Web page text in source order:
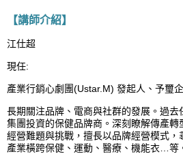
【講師介紹】
江仕超
現任:
產業行銷心劇團(Ustar.M) 發起人、予璽
長期關注品牌、電商與社群的發展。過去
集團投資的保健品牌商。深刻瞭解傳產轉
經營難題與挑戰，擅長以品牌經營模式，
產業橫跨保健、運動、醫療、機能衣…等